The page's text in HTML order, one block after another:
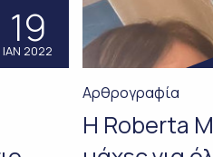
19
ΙΑΝ 2022
Αρθρογραφία
Η Roberta